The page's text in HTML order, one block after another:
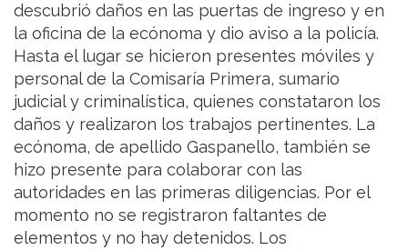
descubrió daños en las puertas de ingreso y en
la oficina de la ecónoma y dio aviso a la policía.
Hasta el lugar se hicieron presentes móviles y
personal de la Comisaría Primera, sumario
judicial y criminalística, quienes constataron los
daños y realizaron los trabajos pertinentes. La
ecónoma, de apellido Gaspanello, también se
hizo presente para colaborar con las
autoridades en las primeras diligencias. Por el
momento no se registraron faltantes de
elementos y no hay detenidos. Los